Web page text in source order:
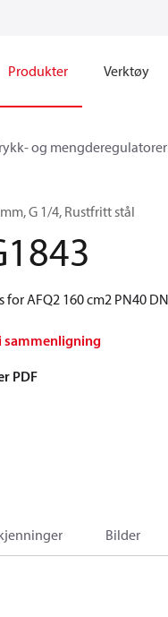
Produkter Verktøy
og mengderegulatorer
G 1/4, Rustfritt stål
for AFQ2 160 cm2 PN40
sammenligning
PDF
Bilder